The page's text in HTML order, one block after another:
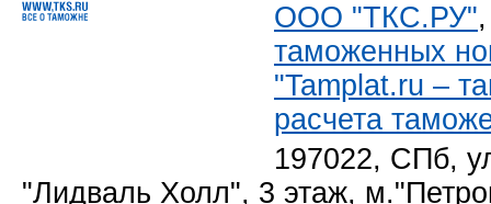
ООО "ТКС.РУ"
таможенных
"Tamplat.ru –
расчета
197022, СПб,
"Лидваль Холл", 3 этаж,